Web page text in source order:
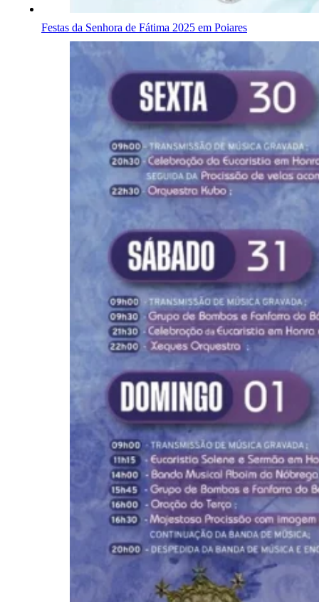
Festas da Senhora de Fátima 2025 em Poiares